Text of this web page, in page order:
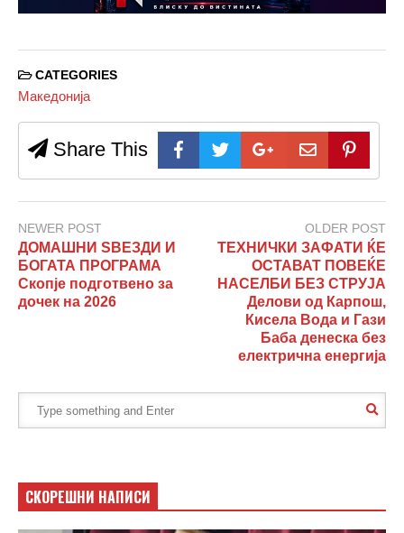
CATEGORIES
Македонија
Share This
NEWER POST
ДОМАШНИ ЅВЕЗДИ И
БОГАТА ПРОГРАМА
Скопје подготвено за
дочек на 2026
OLDER POST
ТЕХНИЧКИ ЗАФАТИ ЌЕ
ОСТАВАТ ПОВЕЌЕ
НАСЕЛБИ БЕЗ СТРУЈА
Делови од Карпош,
Кисела Вода и Гази
Баба денеска без
електрична енергија
СКОРЕШНИ НАПИСИ